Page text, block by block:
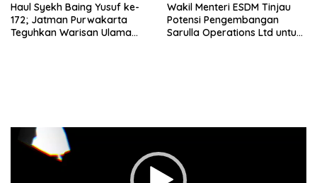
Haul Syekh Baing Yusuf ke-
172; Jatman Purwakarta
Teguhkan Warisan Ulama
Wakil Menteri ESDM Tinjau
Potensi Pengembangan
Sarulla Operations Ltd untuk
Pemutar
Video